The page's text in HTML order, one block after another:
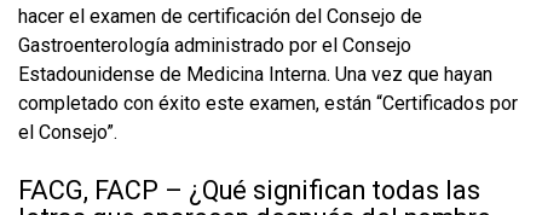
hacer el examen de certificación del Consejo de
Gastroenterología administrado por el Consejo
Estadounidense de Medicina Interna. Una vez que hayan
completado con éxito este examen, están “Certificados por
el Consejo”.
FACG, FACP – ¿Qué significan todas las